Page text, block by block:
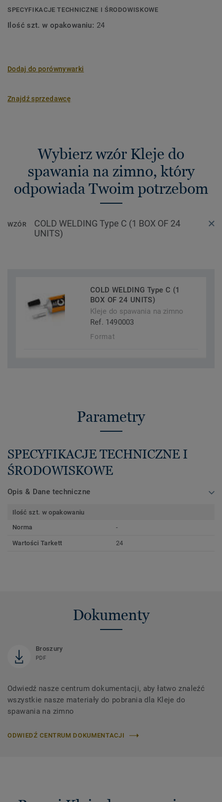
SPECYFIKACJE TECHNICZNE I ŚRODOWISKOWE
Ilość szt. w opakowaniu: 24
Dodaj do porównywarki
Znajdź sprzedawcę
Wybierz wzór Kleje do
spawania na zimno, który
odpowiada Twoim potrzebom
WZÓR
COLD WELDING Type C (1 BOX OF 24
UNITS)
COLD WELDING Type C (1
BOX OF 24 UNITS)
Kleje do spawania na zimno
Ref. 1490003
Format
Parametry
SPECYFIKACJE TECHNICZNE I
ŚRODOWISKOWE
Opis & Dane techniczne
Ilość szt. w opakowaniu
Norma
-
Wartości Tarkett 24
Dokumenty
Broszury
PDF
Odwiedź nasze centrum dokumentacji, aby łatwo znaleźć
wszystkie nasze materiały do ​​pobrania dla Kleje do
spawania na zimno
ODWIEDŹ CENTRUM DOKUMENTACJI